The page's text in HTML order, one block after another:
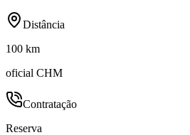
Distância
100 km
oficial CHM
Contratação
Reserva